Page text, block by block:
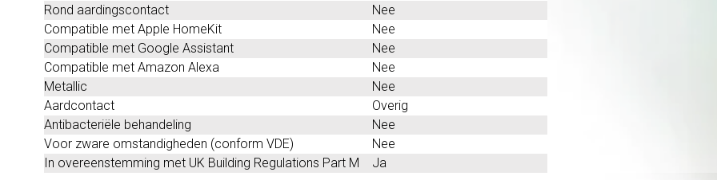
Rond aardingscontact
Nee
Compatible met Apple HomeKit
Nee
Compatible met Google Assistant
Nee
Compatible met Amazon Alexa
Nee
Metallic
Nee
Aardcontact
Overig
Antibacteriële behandeling
Nee
Voor zware omstandigheden (conform VDE)
Nee
In overeenstemming met UK Building Regulations Part M
Ja